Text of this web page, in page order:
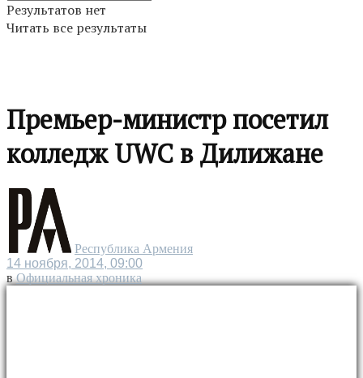
Результатов нет
Читать все результаты
Премьер-министр посетил
колледж UWC в Дилижане
Республика Армения
14 ноября, 2014, 09:00
в Официальная хроника